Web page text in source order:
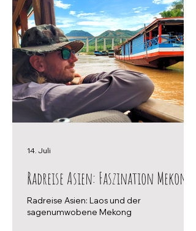
Radreise Asien: Faszination Mekong
Radreise Asien: Laos und der
sagenumwobene Mekong
14. Juli